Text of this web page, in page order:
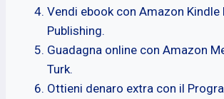
Vendi ebook con Amazon Kindle
Publishing.
Guadagna online con Amazon
Turk.
Ottieni denaro extra con il